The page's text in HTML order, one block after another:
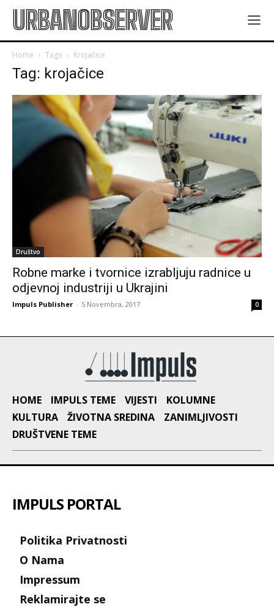
URBANOBSERVER
Home Tags Krojačice
Tag: krojačice
Društvo
Robne marke i tvornice izrabljuju radnice u
odjevnoj industriji u Ukrajini
Impuls Publisher - 5 Novembra, 2017 0
HOME IMPULS TEME VIJESTI
KOLUMNE
KULTURA
ŽIVOTNA SREDINA
ZANIMLJIVOSTI
DRUŠTVENE TEME
IMPULS PORTAL
Politika Privatnosti
O Nama
Impressum
Reklamirajte se